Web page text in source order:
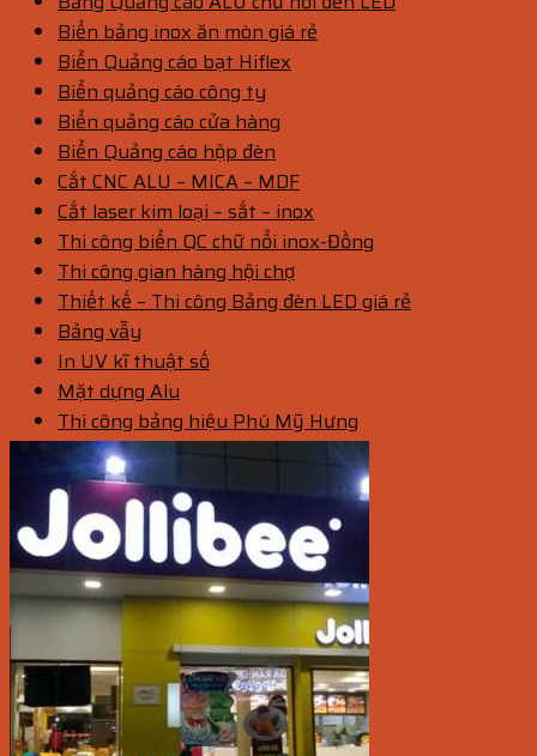
Biển bảng inox ăn mòn giá rẻ
Biển Quảng cáo bạt Hiflex
Biển quảng cáo công ty
Biển quảng cáo cửa hàng
Biển Quảng cáo hộp đèn
Cắt CNC ALU – MICA – MDF
Cắt laser kim loại – sắt – inox
Thi công biển QC chữ nổi inox-Đồng
Thi công gian hàng hội chợ
Thiết kế – Thi công Bảng đèn LED giá rẻ
Bảng vẫy
In UV kĩ thuật số
Mặt dựng Alu
Thi công bảng hiệu Phú Mỹ Hưng